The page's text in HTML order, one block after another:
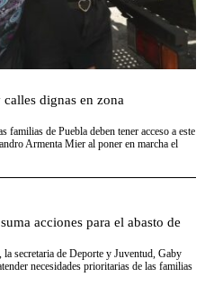
dignas en zona
de Puebla deben tener acceso a este
Armenta Mier al poner en marcha el
acciones para el abasto de
secretaria de Deporte y Juventud, Gaby
necesidades prioritarias de las familias